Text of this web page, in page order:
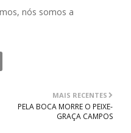
nós somos a
MAIS RECENTES
PELA BOCA MORRE O PEIXE-
GRAÇA CAMPOS